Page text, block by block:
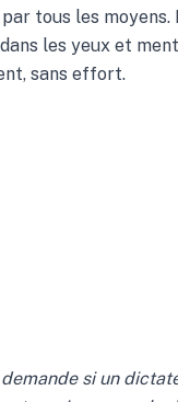
tous les moyens.
les yeux et
sans effort.
demande si un